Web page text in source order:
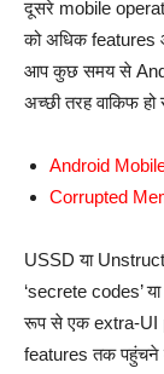
दूसरे mobile
को अधिक features
आप कुछ समय से
अच्छी तरह वाकिफ
Android
Corrupted
USSD या
‘secrete codes’
रूप से एक extra-UI
features तक पहुंचने